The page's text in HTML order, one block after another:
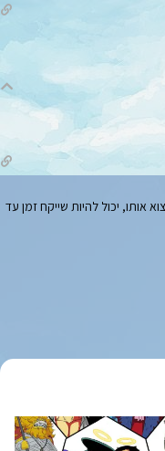
אותו, יכול להיות שייקח זמן עד